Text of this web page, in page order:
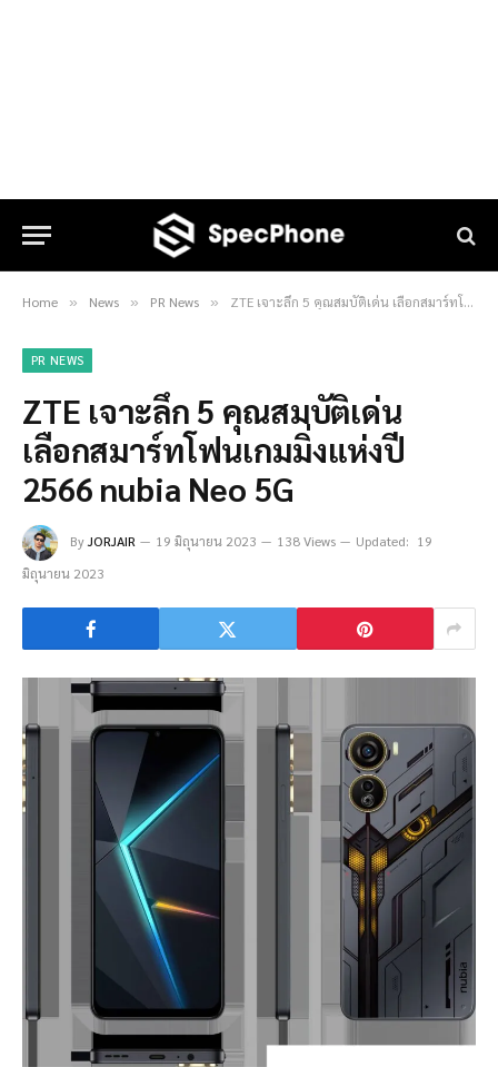
Home » News » PR News » ZTE เจาะลึก 5 คุณสมบัติเด่น เลือกสมาร์ทโฟนเกมมิ่งแห่งปี 2566 nubia Neo 5G
PR NEWS
ZTE เจาะลึก 5 คุณสมบัติเด่น
เลือกสมาร์ทโฟนเกมมิ่งแห่งปี
2566 nubia Neo 5G
ByJORJAIR 19 มิถุนายน 2023 138 Views Updated: 19
มิถุนายน 2023